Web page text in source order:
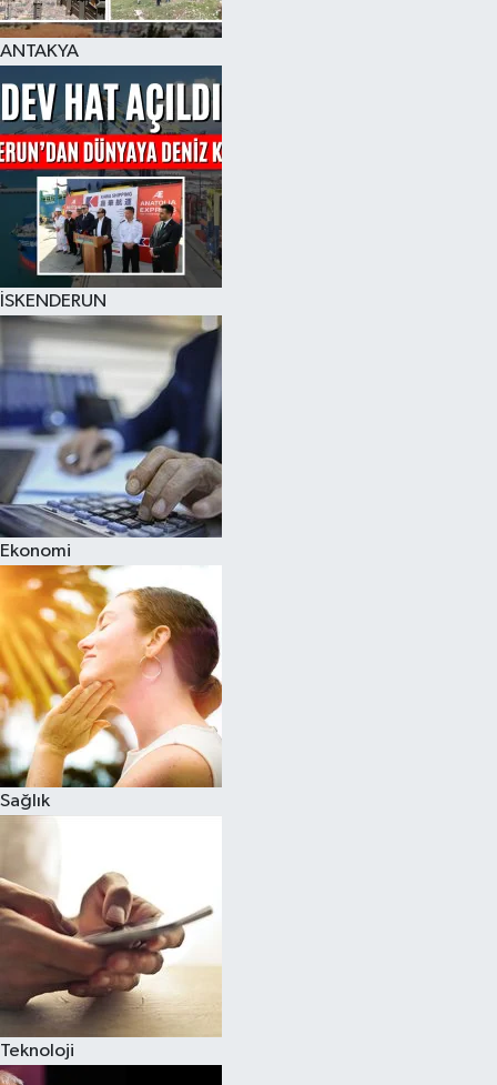
ANTAKYA
İSKENDERUN
Ekonomi
Sağlık
Teknoloji